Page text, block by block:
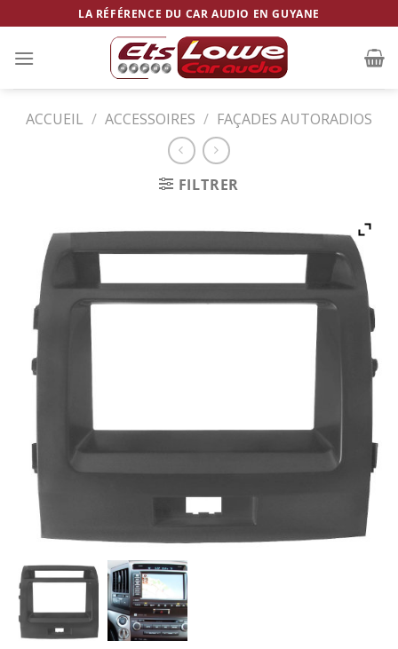
to
content
LA RÉFÉRENCE DU CAR AUDIO EN GUYANE
ACCUEIL / ACCESSOIRES / FAÇADES AUTORADIOS
FILTRER